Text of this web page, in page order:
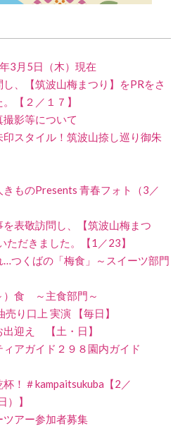
3月5日（木）現在
、【筑波山梅まつり】をPRをさ
【２／１７】
影等について
スタイル！筑波山捺し巡り御朱
きものPresents 青春フォト（3／
表敬訪問し、【筑波山梅まつ
ただきました。【1／23】
つくばの「梅食」～スイーツ部門
）食 ～主食部門～
り口上 実演 【毎日】
出迎え 【土・日】
アガイド２９８園内ガイド
！＃kampaitsukuba【2／
】
アー参加者募集